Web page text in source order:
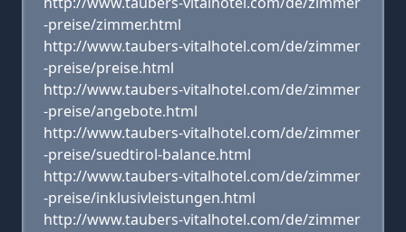
-preise/zimmer.html
http://www.taubers-vitalhotel.com/de/zimmer
-preise/preise.html
http://www.taubers-vitalhotel.com/de/zimmer
-preise/angebote.html
http://www.taubers-vitalhotel.com/de/zimmer
-preise/suedtirol-balance.html
http://www.taubers-vitalhotel.com/de/zimmer
-preise/inklusivleistungen.html
http://www.taubers-vitalhotel.com/de/zimmer